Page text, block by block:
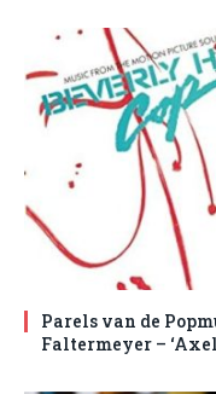
Parels van de
Faltermeyer – ‘Axel